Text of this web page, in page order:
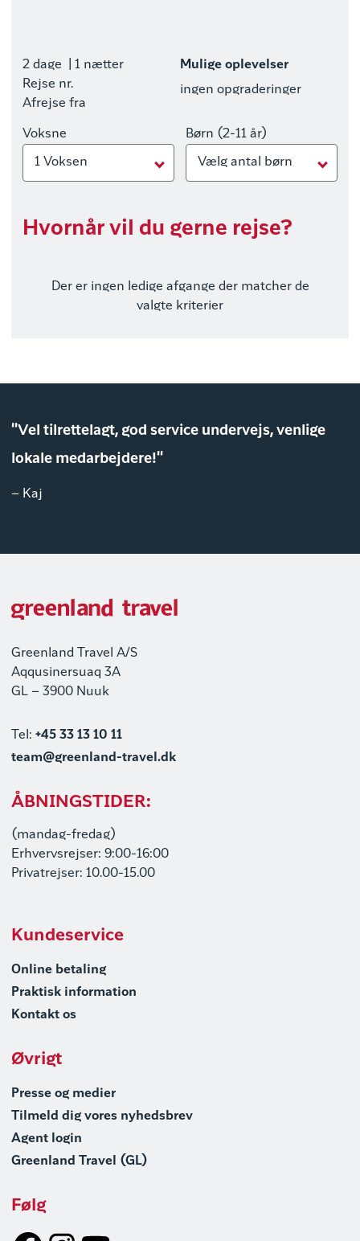
2 dage
| 1 nætter
Rejse nr.
Afrejse fra
Mulige oplevelser
ingen opgraderinger
Voksne
1 Voksen
Børn (2-11 år)
Vælg antal børn
Hvornår vil du gerne rejse?
Der er ingen ledige afgange der matcher de
valgte kriterier
"Vel tilrettelagt, god service undervejs, venlige
lokale medarbejdere!"
– Kaj
Greenland Travel A/S
Aqqusinersuaq 3A
GL – 3900 Nuuk
Tel: +45 33 13 10 11
team@greenland-travel.dk
ÅBNINGSTIDER:
(mandag-fredag)
Erhvervsrejser: 9:00-16:00
Privatrejser: 10.00-15.00
Kundeservice
Online betaling
Praktisk information
Kontakt os
Øvrigt
Presse og medier
Tilmeld dig vores nyhedsbrev
Agent login
Greenland Travel (GL)
Følg